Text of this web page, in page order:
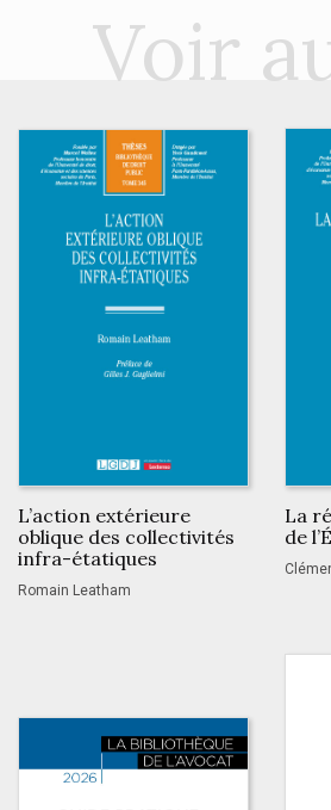
Voir
L’action extérieure
oblique des collectivités
infra-étatiques
Romain Leatham
La
de